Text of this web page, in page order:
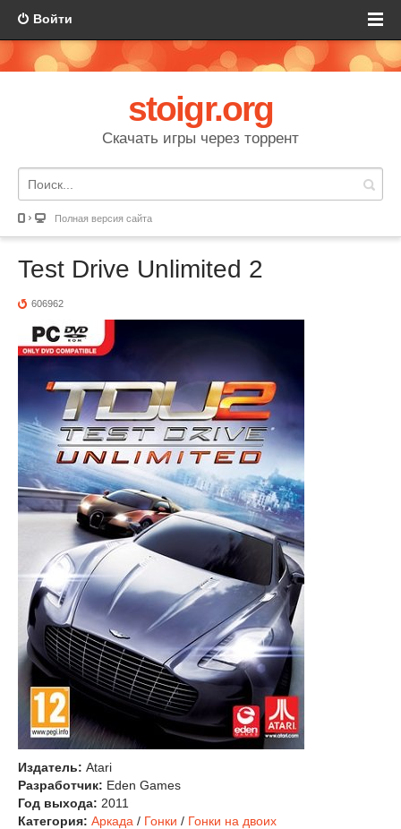
Войти
stoigr.org
Скачать игры через торрент
Полная версия сайта
Test Drive Unlimited 2
606962
Издатель: Atari
Разработчик: Eden Games
Год выхода: 2011
Категория: Аркада / Гонки / Гонки на двоих